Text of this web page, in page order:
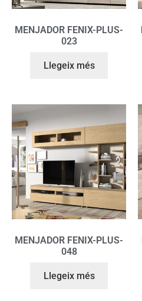
MENJADOR FENIX-PLUS-
023
Llegeix més
MENJADOR FENIX-PLUS-
048
Llegeix més